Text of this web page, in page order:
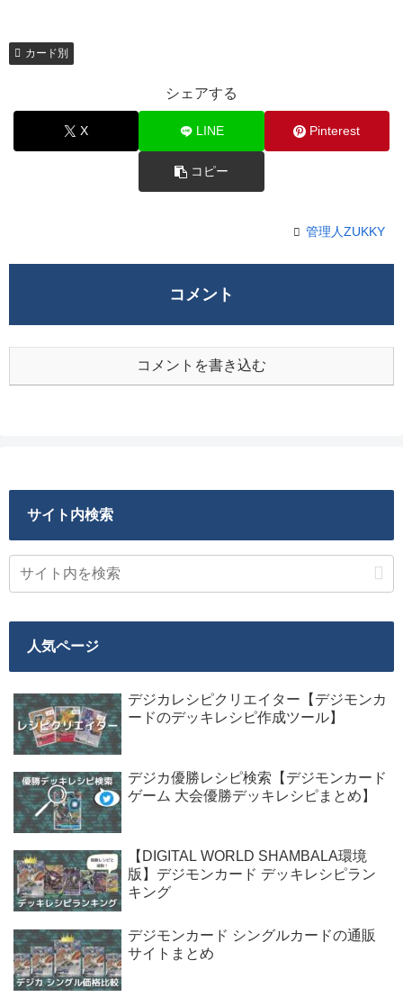
カード別
シェアする
X LINE Pinterest
コピー
管理人ZUKKY
コメント
コメントを書き込む
サイト内検索
人気ページ
デジカレシピクリエイター【デジモンカ
ードのデッキレシピ作成ツール】
デジカ優勝レシピ検索【デジモンカード
ゲーム 大会優勝デッキレシピまとめ】
【DIGITAL WORLD SHAMBALA環境
版】デジモンカード デッキレシピラン
キング
デジモンカード シングルカードの通販
サイトまとめ